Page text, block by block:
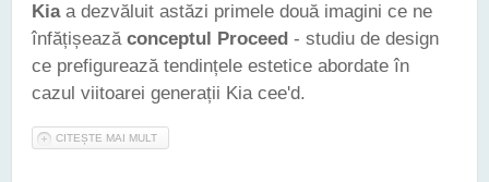
Kiaa dezvăluit astăzi primele două imagini ce ne
înfățișează conceptul Proceed - studiu de design
ce prefigurează tendințele estetice abordate în
cazul viitoarei generații Kia cee'd.
CITEȘTE MAI MULT